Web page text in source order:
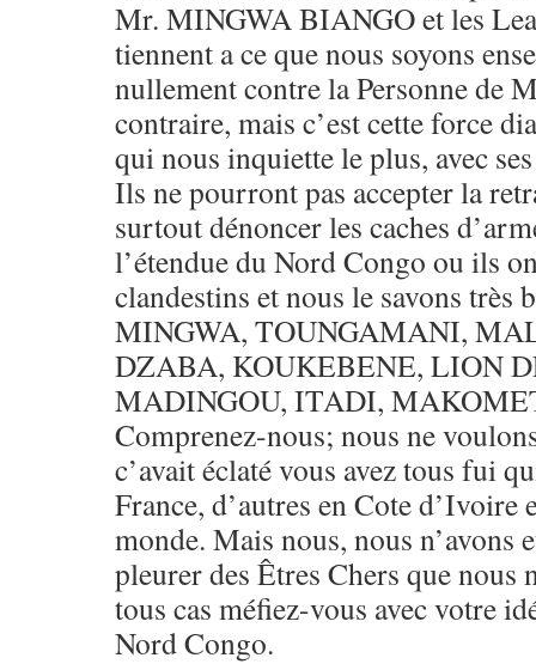
Mr. MINGWA BIANGO et les
tiennent a ce que nous soyons
nullement contre la Personne de
contraire, mais c’est cette force
qui nous inquiette le plus, avec
Ils ne pourront pas accepter la
surtout dénoncer les caches
l’étendue du Nord Congo ou ils
clandestins et nous le savons très
MINGWA, TOUNGAMANI,
DZABA, KOUKEBENE, LION
MADINGOU, ITADI,
Comprenez-nous; nous ne
c’avait éclaté vous avez tous fui
France, d’autres en Cote d’Ivoire
monde. Mais nous, nous n’avons
pleurer des Êtres Chers que nous
tous cas méfiez-vous avec votre
Nord Congo.